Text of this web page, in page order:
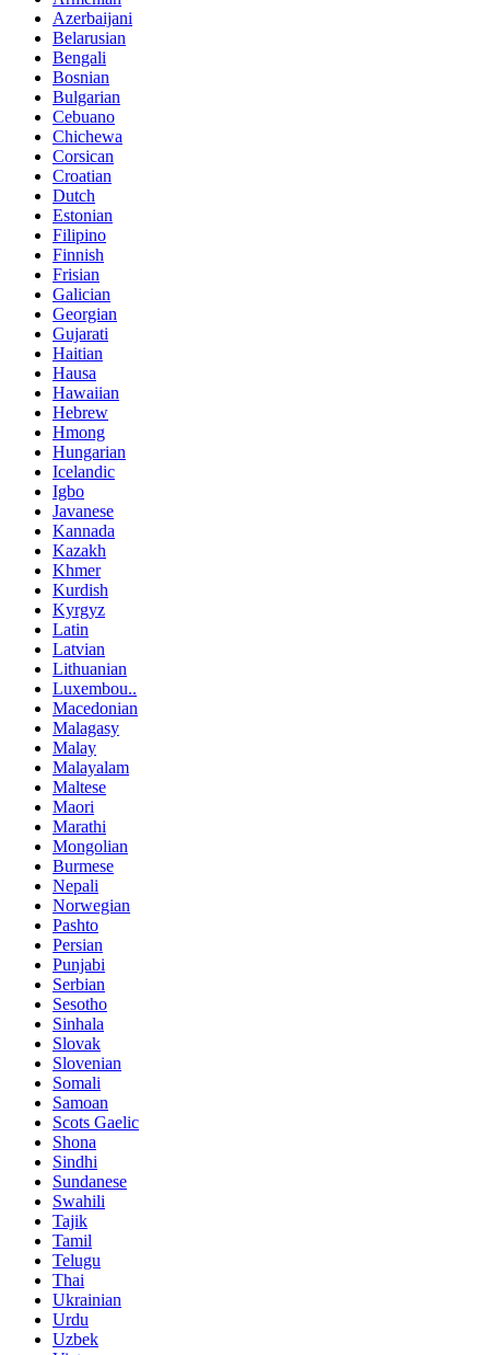
Azerbaijani
Belarusian
Bengali
Bosnian
Bulgarian
Cebuano
Chichewa
Corsican
Croatian
Dutch
Estonian
Filipino
Finnish
Frisian
Galician
Georgian
Gujarati
Haitian
Hausa
Hawaiian
Hebrew
Hmong
Hungarian
Icelandic
Igbo
Javanese
Kannada
Kazakh
Khmer
Kurdish
Kyrgyz
Latin
Latvian
Lithuanian
Luxembou..
Macedonian
Malagasy
Malay
Malayalam
Maltese
Maori
Marathi
Mongolian
Burmese
Nepali
Norwegian
Pashto
Persian
Punjabi
Serbian
Sesotho
Sinhala
Slovak
Slovenian
Somali
Samoan
Scots Gaelic
Shona
Sindhi
Sundanese
Swahili
Tajik
Tamil
Telugu
Thai
Ukrainian
Urdu
Uzbek